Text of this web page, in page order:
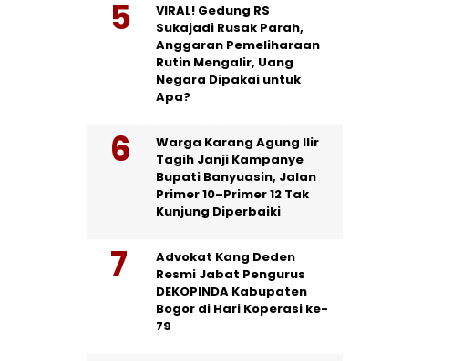
VIRAL! Gedung RS
Sukajadi Rusak Parah,
Anggaran Pemeliharaan
Rutin Mengalir, Uang
Negara Dipakai untuk
Apa?
Warga Karang Agung Ilir
Tagih Janji Kampanye
Bupati Banyuasin, Jalan
Primer 10–Primer 12 Tak
Kunjung Diperbaiki
Advokat Kang Deden
Resmi Jabat Pengurus
DEKOPINDA Kabupaten
Bogor di Hari Koperasi ke-
79